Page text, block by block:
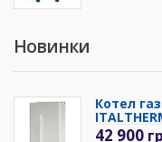
Новинки
Котел
42 900